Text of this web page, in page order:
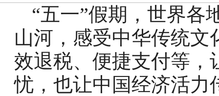
“五一”假期，世界各
山河，感受中华传统
效退税、便捷支付等，
忧，也让中国经济活力